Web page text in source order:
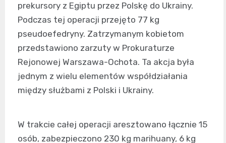
prekursory z Egiptu przez Polskę do Ukrainy.
Podczas tej operacji przejęto 77 kg
pseudoefedryny. Zatrzymanym kobietom
przedstawiono zarzuty w Prokuraturze
Rejonowej Warszawa-Ochota. Ta akcja była
jednym z wielu elementów współdziałania
między służbami z Polski i Ukrainy.
W trakcie całej operacji aresztowano łącznie 15
osób, zabezpieczono 230 kg marihuany, 6 kg